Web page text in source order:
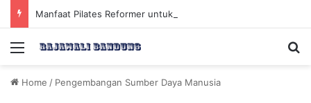
Menu
Home / Pengembangan Sumber Daya Manusia